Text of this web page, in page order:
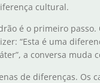
cultural.
é o primeiro passo.
“Esta é uma
a conversa muda
de diferenças. Os